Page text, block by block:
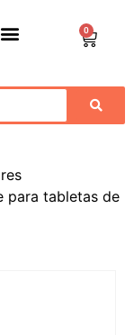
0
para tabletas de